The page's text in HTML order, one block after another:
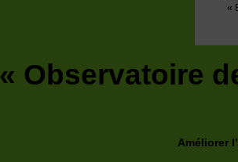
«
« Observatoire
Améliorer